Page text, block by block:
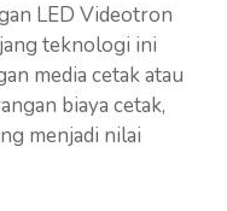
LED Videotron
teknologi ini
media cetak atau
biaya cetak,
menjadi nilai